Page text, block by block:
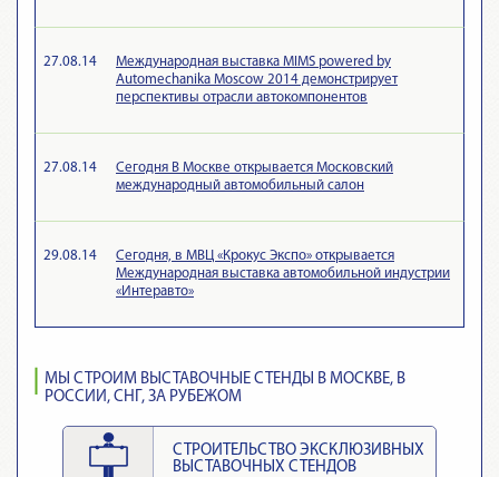
27.08.14
Международная выставка MIMS powered by
Automechanika Moscow 2014 демонстрирует
перспективы отрасли автокомпонентов
27.08.14
Сегодня В Москве открывается Московский
международный автомобильный салон
29.08.14
Сегодня, в МВЦ «Крокус Экспо» открывается
Международная выставка автомобильной индустрии
«Интеравто»
МЫ СТРОИМ ВЫСТАВОЧНЫЕ СТЕНДЫ В МОСКВЕ, В
РОССИИ, СНГ, ЗА РУБЕЖОМ
СТРОИТЕЛЬСТВО ЭКСКЛЮЗИВНЫХ
ВЫСТАВОЧНЫХ СТЕНДОВ